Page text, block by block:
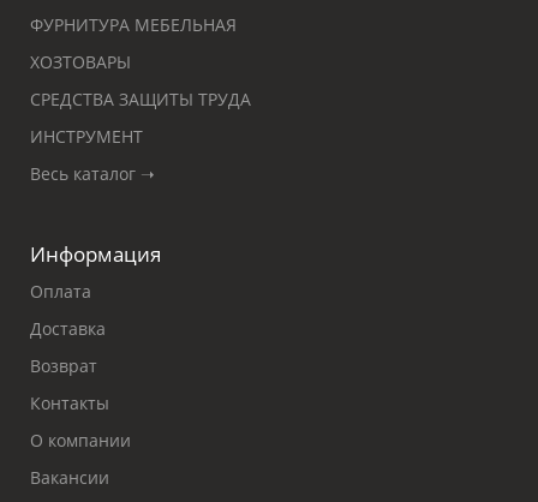
ФУРНИТУРА МЕБЕЛЬНАЯ
ХОЗТОВАРЫ
СРЕДСТВА ЗАЩИТЫ ТРУДА
ИНСТРУМЕНТ
Весь каталог ➝
Информация
Оплата
Доставка
Возврат
Контакты
О компании
Вакансии